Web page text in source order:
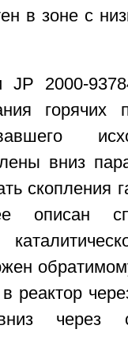
в зоне с
JP 2000-
горячих
вниз
скопления
описан
реактор
через